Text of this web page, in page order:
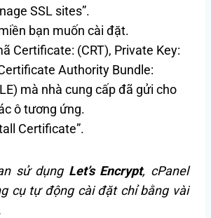
SSL sites”.
bạn muốn cài đặt.
Certificate: (CRT), Private Key:
Authority Bundle:
mà nhà cung cấp đã gửi cho
ô tương ứng.
Certificate”.
sử dụng Let’s Encrypt, cPanel
cụ tự động cài đặt chỉ bằng vài